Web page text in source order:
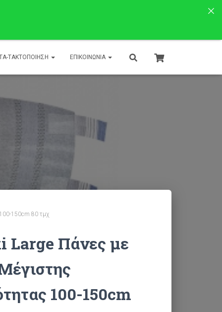
ΤΑΚΤΟΠΟΙΗΣΗ ΕΠΙΚΟΙΝΩΝΊΑ
150cm 80 τμχ
Large Πάνες με
100-150cm